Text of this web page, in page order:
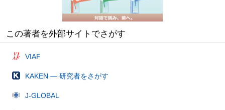
この著者を外部サイトでさがす
VIAF
KAKEN — 研究者をさがす
J-GLOBAL